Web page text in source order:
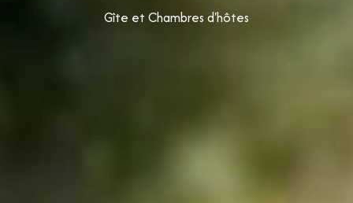
Gîte et Chambres d'hôtes